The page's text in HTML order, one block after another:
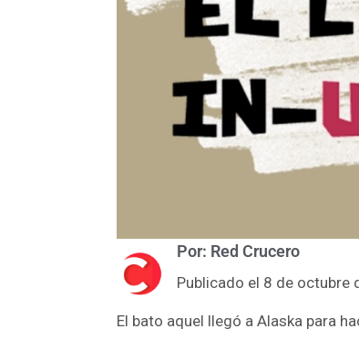
Por: Red Crucero
Publicado el 8 de octubre
El bato aquel llegó a Alaska para